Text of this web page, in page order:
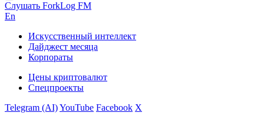
Слушать ForkLog FM
En
Искусственный интеллект
Дайджест месяца
Корпораты
Цены криптовалют
Спецпроекты
Telegram (AI)YouTube Facebook X